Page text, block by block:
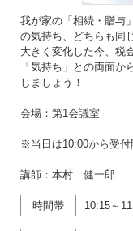
我が家の「相続・贈与
の気持ち、どちらも同
大きく変化した今、税
「気持ち」との両面
しましょう！
会場：第1会議室
※当日は10:00から受付
講師：本村 健一郎
時間帯 10:15～